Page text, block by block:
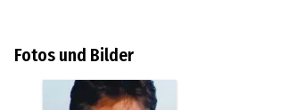
Fotos und Bilder